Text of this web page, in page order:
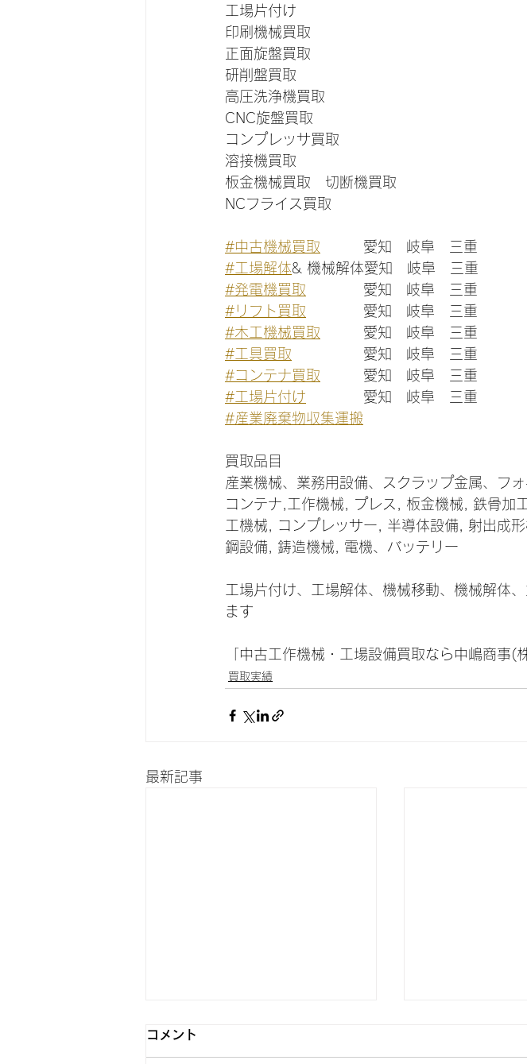
工場片付け
印刷機械買取
正面旋盤買取
研削盤買取
高圧洗浄機買取
CNC旋盤買取
コンプレッサ買取
溶接機買取
板金機械買取　切断機買取
NCフライス買取
#中古機械買取 愛知　岐阜　三重
#工場解体& 機械解体愛知　岐阜　三重
#発電機買取 愛知　岐阜　三重
#リフト買取 愛知　岐阜　三重
#木工機械買取 愛知　岐阜　三重
#工具買取 愛知　岐阜　三重
#コンテナ買取 愛知　岐阜　三重
#工場片付け 愛知　岐阜　三重
#産業廃棄物収集運搬
買取品目
産業機械、業務用設備、スクラップ金属、フ
コンテナ,工作機械, プレス, 板金機械, 鉄骨加
工機械, コンプレッサー, 半導体設備, 射出成
鋼設備, 鋳造機械, 電機、バッテリー
工場片付け、工場解体、機械移動、機械解体
ます
「中古工作機械・工場設備買取なら中嶋商事(
買取実績
最新記事
コメント